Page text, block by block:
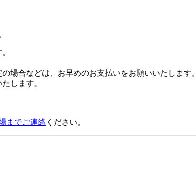
場合などは、お早めのお支払いをお願いいたします。
します。
までご連絡 ください。